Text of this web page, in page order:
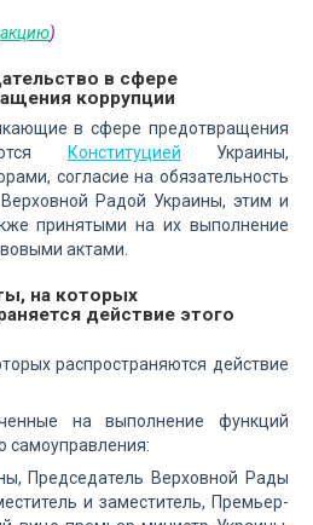
)
в сфере
коррупции
в сфере предотвращения
Конституцией Украины,
согласие на обязательность
Радой Украины, этим и
принятыми на их выполнение
актами.
на которых
действие этого
распространяются действие
на выполнение функций
самоуправления:
Председатель Верховной Рады
и заместитель, Премьер-